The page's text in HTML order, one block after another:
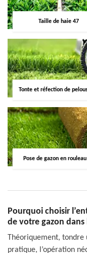
Taille de haie 47
Tonte et réfection de
Pose de gazon en
Pourquoi choisir
de votre gazon
Théoriquement, tondre
pratique, l’opération